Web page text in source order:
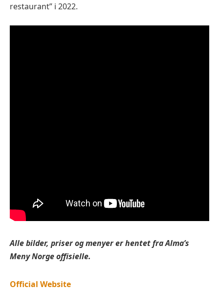
restaurant” i 2022.
Alle bilder, priser og menyer er hentet fraAlma’s
Meny Norge offisielle.
Official Website